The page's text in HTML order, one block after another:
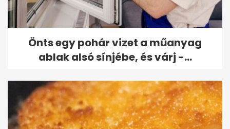
Önts egy pohár vizet a műanyag
ablak alsó sínjébe, és várj -...